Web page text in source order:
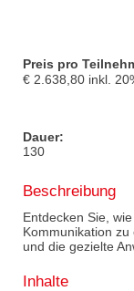
Preis pro
€ 2.638,80 inkl. 20
Dauer:
130
Beschreibung
Entdecken Sie,
Kommunikation
und die gezielte
Inhalte